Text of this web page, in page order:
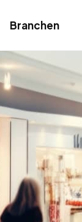
Branchen